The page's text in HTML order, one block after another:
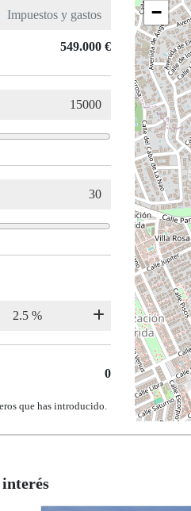
549.000 €
0
que has introducido.
−